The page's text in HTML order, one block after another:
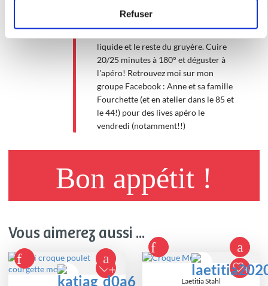
Refuser
dernières tranches de pain de mie
liquide et le reste du gruyère. Cuire
20/25 minutes à 180° et déguster à
l'apéro! Retrouvez moi sur mon
groupe Facebook : Anne et sa famille
Fourchette (et en atelier dans le 85 et
le 44!) pour des lives apéro le
vendredi (notamment!!)
Bon appétit !
Vous aimerez aussi ...
Laetitia Stahl